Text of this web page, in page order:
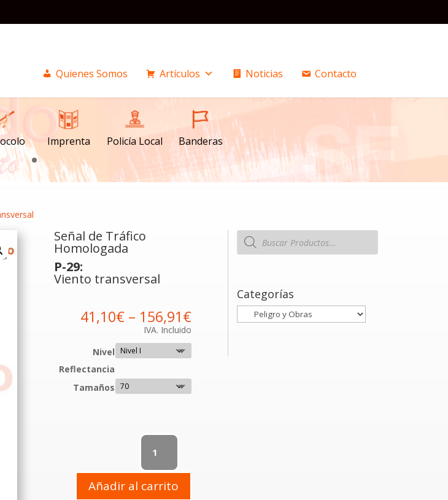
Quienes Somos Artículos Noticias Contacto
Imprenta Policía Local Banderas
Señal de Tráfico
Homologada
P-29:
Viento transversal
41,10€– 156,91€
IVA. Incluido
Nivel
Reflectancia
Tamaños
P-
Viento
transversal
Añadir al carrito
Búsqueda
de
productos
Categorías